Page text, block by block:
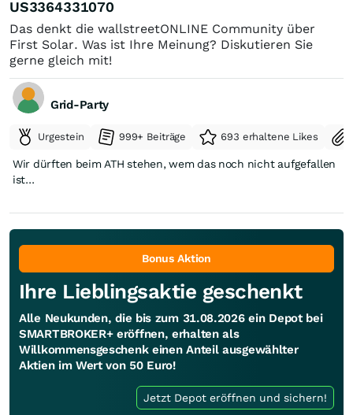
US3364331070
Das denkt die wallstreetONLINE Community über
First Solar. Was ist Ihre Meinung? Diskutieren Sie
gerne gleich mit!
Grid-Party
Urgestein 999+ Beiträge 693 erhaltene Likes
Wir dürften beim ATH stehen, wem das noch nicht aufgefallen
ist...
Bonus Aktion
Ihre Lieblingsaktie geschenkt
Alle Neukunden, die bis zum 31.08.2026 ein Depot bei
SMARTBROKER+ eröffnen, erhalten als
Willkommensgeschenk einen Anteil ausgewählter
Aktien im Wert von 50 Euro!
Jetzt Depot eröffnen und sichern!